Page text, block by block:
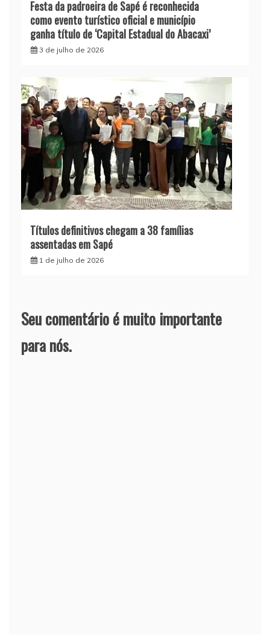
Festa da padroeira de Sapé é reconhecida
como evento turístico oficial e município
ganha título de ‘Capital Estadual do Abacaxi’
3 de julho de 2026
Títulos definitivos chegam a 38 famílias
assentadas em Sapé
1 de julho de 2026
Seu comentário é muito importante
para nós.